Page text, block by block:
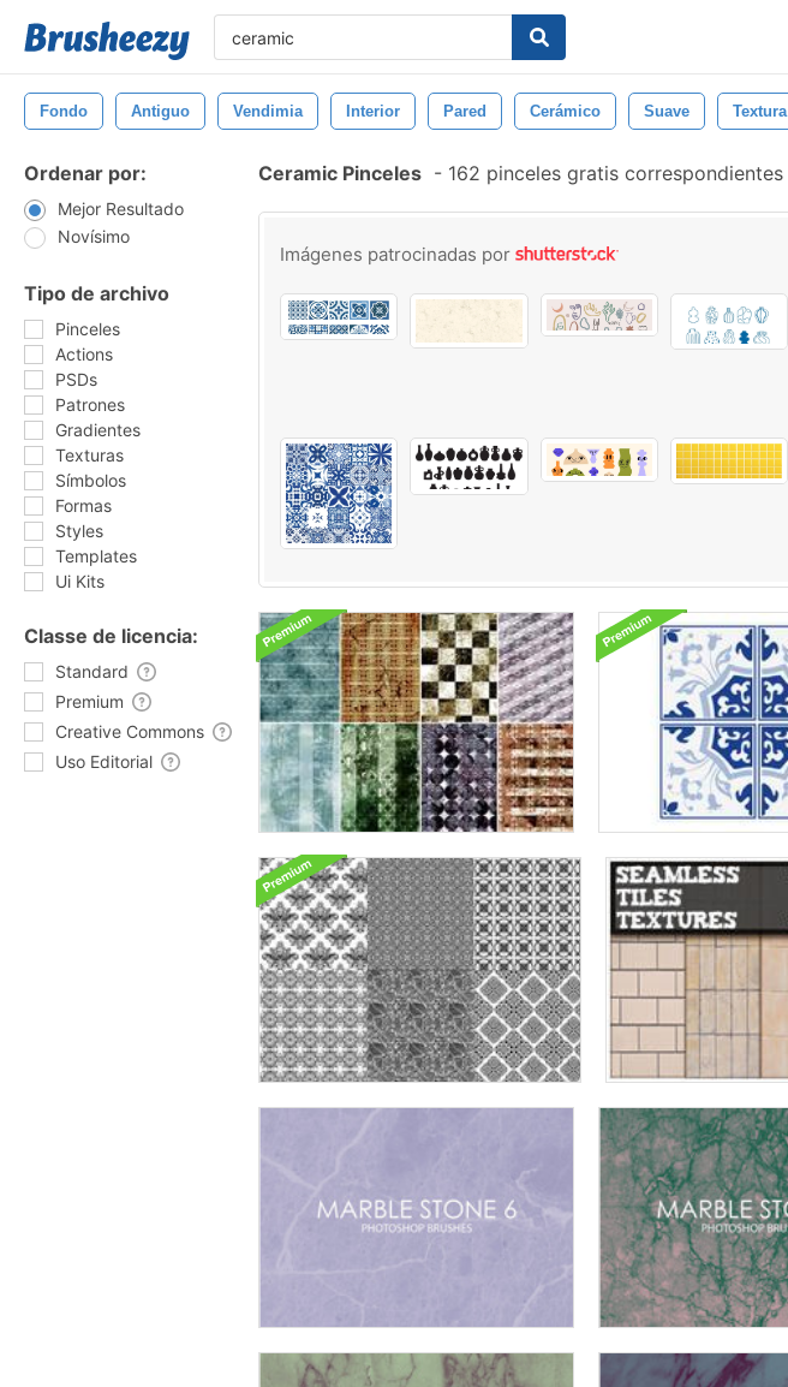
Fondo Antiguo Vendimia Interior Pared Cerámico Suave Textura
Ordenar por:
Mejor Resultado
Novísimo
Tipo de archivo
Pinceles
Actions
PSDs
Patrones
Gradientes
Texturas
Símbolos
Formas
Styles
Templates
Ui Kits
Classe de licencia:
Standard
Premium
Creative Commons
Uso Editorial
Ceramic Pinceles - 162 pinceles gratis correspondientes
Imágenes patrocinadas por